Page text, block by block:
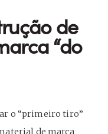
de
“do
o “primeiro tiro”
de marca